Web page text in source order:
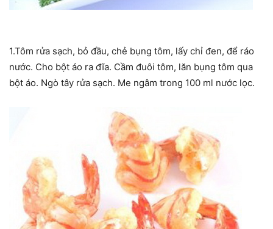
1.Tôm rửa sạch, bỏ đầu, chẻ bụng tôm, lấy chỉ đen, để ráo
nước. Cho bột áo ra đĩa. Cầm đuôi tôm, lăn bụng tôm qua
bột áo. Ngò tây rửa sạch. Me ngâm trong 100 ml nước lọc.